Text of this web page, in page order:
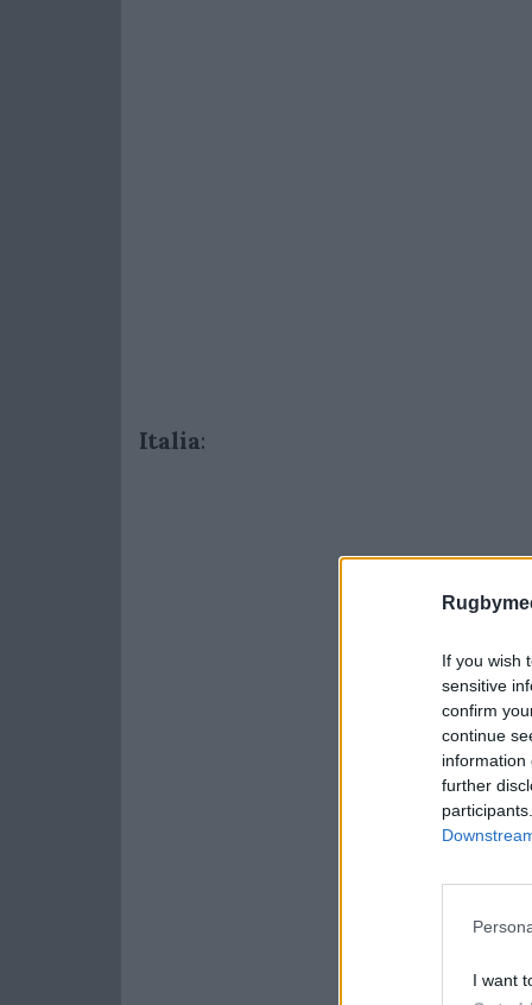
If you wish
sensitive
confirm
continue
information
further
I want
Italia: